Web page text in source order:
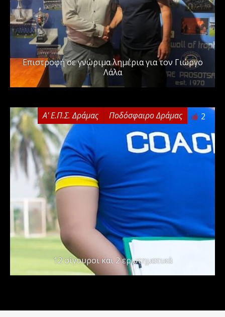
Επιστροφή σε γνώριμα λημέρια για τον Γιώργο
Λάλα
Α' Ε.Π.Σ. Δράμας Ποδόσφαιρο Δράμας 2
12 σίγουροι και 2 ερωτηματικά